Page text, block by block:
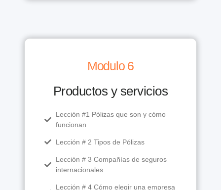
Modulo 6
Productos y servicios
Lección #1 Pólizas que son y cómo
funcionan
Lección # 2 Tipos de Pólizas
Lección # 3 Compañías de seguros
internacionales
Lección # 4 Cómo elegir una empresa